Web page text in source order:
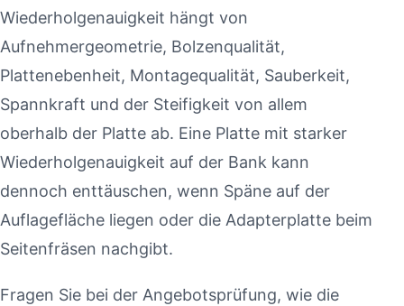
Wiederholgenauigkeit hängt von
Aufnehmergeometrie, Bolzenqualität,
Plattenebenheit, Montagequalität, Sauberkeit,
Spannkraft und der Steifigkeit von allem
oberhalb der Platte ab. Eine Platte mit starker
Wiederholgenauigkeit auf der Bank kann
dennoch enttäuschen, wenn Späne auf der
Auflagefläche liegen oder die Adapterplatte beim
Seitenfräsen nachgibt.
Fragen Sie bei der Angebotsprüfung, wie die